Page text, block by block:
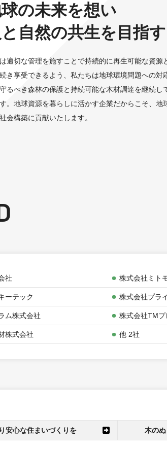
の未来を想い
と自然の共生を目指す
適切な管理を施すことで持続的に再生可能な資源
き享受できるよう、私たちは地球環境問題への対
るべき森林の保護と持続可能な木材調達を継続し
。地球資源を暮らしに活かす企業だからこそ、地
会構築に貢献いたします。
社 株式会社ミト
ーテック 株式会社プラ
ム株式会社 株式会社TMプ
株式会社 他 2社
安心な住まいづくりを 木の